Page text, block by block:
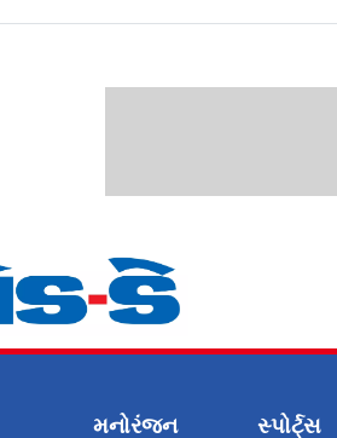
મનોરંજન સ્પોર્ટ્સ